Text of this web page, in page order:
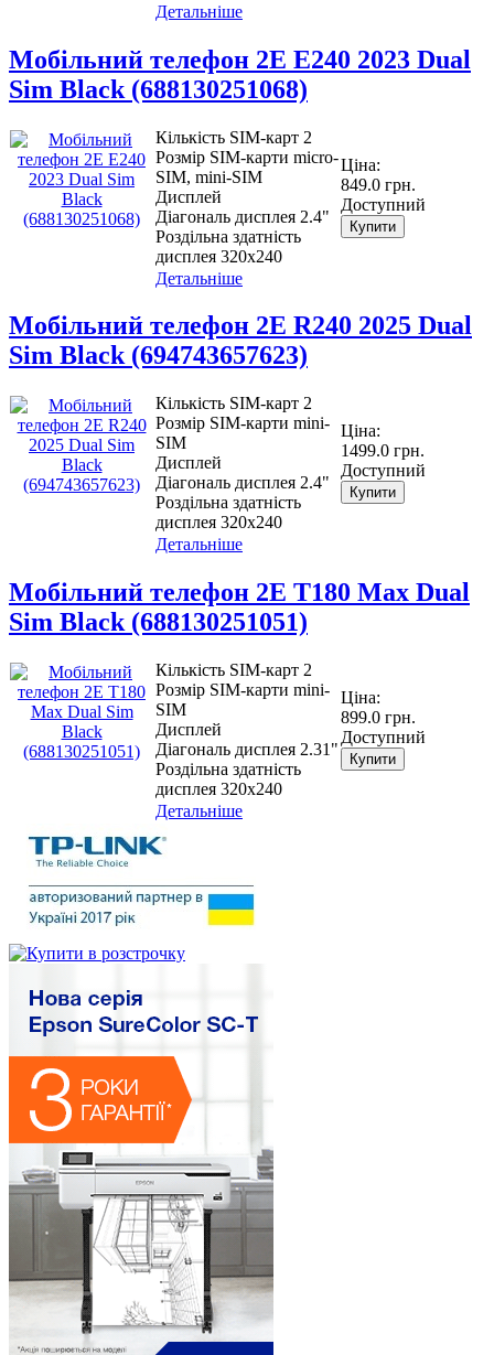
Детальніше
Мобiльний телефон 2E E240 2023 Dual
Sim Black (688130251068)
Кількість SIM-карт 2
Розмір SIM-карти micro-
SIM, mini-SIM
Дисплей
Діагональ дисплея 2.4"
Роздільна здатність
дисплея 320х240
Ціна:
849.0 грн.
Доступний
Купити
Детальніше
Мобiльний телефон 2E R240 2025 Dual
Sim Black (694743657623)
Кількість SIM-карт 2
Розмір SIM-карти mini-
SIM
Дисплей
Діагональ дисплея 2.4"
Роздільна здатність
дисплея 320х240
Ціна:
1499.0 грн.
Доступний
Купити
Детальніше
Мобiльний телефон 2E T180 Max Dual
Sim Black (688130251051)
Кількість SIM-карт 2
Розмір SIM-карти mini-
SIM
Дисплей
Діагональ дисплея 2.31"
Роздільна здатність
дисплея 320х240
Ціна:
899.0 грн.
Доступний
Купити
Детальніше